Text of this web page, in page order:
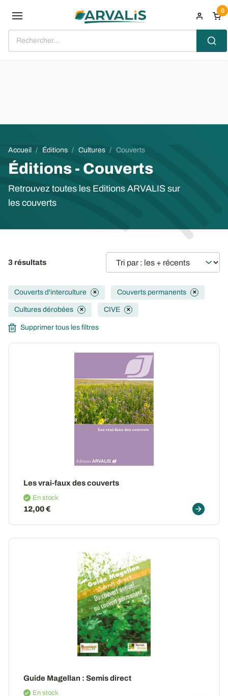
Rechercher...
0
Fil d'Ariane
Accueil Éditions Cultures Couverts
Éditions - Couverts
Retrouvez toutes les Editions ARVALIS sur
les couverts
3 résultats
Couverts d'interculture ✕ Couverts permanents ✕
Cultures dérobées ✕ CIVE ✕
Supprimer tous les filtres
Les vrai-faux des couverts
En stock
12,00 €
Guide Magellan : Semis direct
En stock